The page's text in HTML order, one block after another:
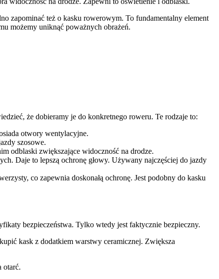
zapominać też o kasku rowerowym. To fundamentalny element
możemy uniknąć poważnych obrażeń.
że dobieramy je do konkretnego roweru. Te rodzaje to:
otwory wentylacyjne.
szosowe.
odblaski zwiększające widoczność na drodze.
Daje to lepszą ochronę głowy. Używany najczęściej do jazdy
co zapewnia doskonałą ochronę. Jest podobny do kasku
bezpieczeństwa. Tylko wtedy jest faktycznie bezpieczny.
kask z dodatkiem warstwy ceramicznej. Zwiększa
otarć.